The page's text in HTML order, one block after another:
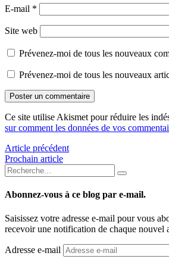
E-mail *
Site web
Prévenez-moi de tous les nouveaux
Prévenez-moi de tous les nouveaux
Ce site utilise Akismet pour réduire les
sur comment les données de vos
Article précédent
Prochain article
Abonnez-vous à ce blog par e-mail.
Saisissez votre adresse e-mail pour vous
recevoir une notification de chaque nouvel
Adresse e-mail